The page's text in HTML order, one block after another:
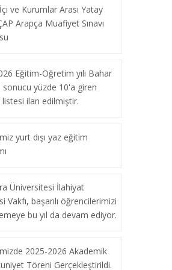
ve Kurumlar Arası Yatay
Arapça Muafiyet Sınavı
Eğitim-Öğretim yılı Bahar
sonucu yüzde 10'a giren
ilan edilmiştir.
yurt dışı yaz eğitim
Üniversitesi İlahiyat
Vakfı, başarılı öğrencilerimizi
bu yıl da devam ediyor.
2025-2026 Akademik
Töreni Gerçekleştirildi.